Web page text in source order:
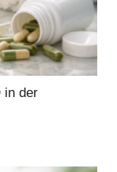
in der